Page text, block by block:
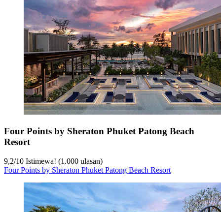
Four Points by Sheraton Phuket Patong Beach
Resort
9,2/10 Istimewa! (1.000 ulasan)
Four Points by Sheraton Phuket Patong Beach Resort